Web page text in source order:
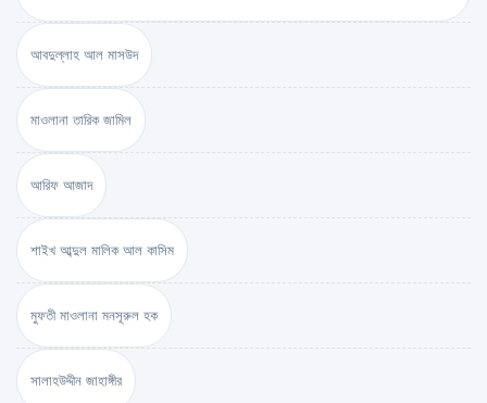
আবদুল্লাহ আল মাসউদ
মাওলানা তারিক জামিল
আরিফ আজাদ
শাইখ আব্দুল মালিক আল কাসিম
মুফতী মাওলানা মনসূরুল হক
সালাহউদ্দীন জাহাঙ্গীর